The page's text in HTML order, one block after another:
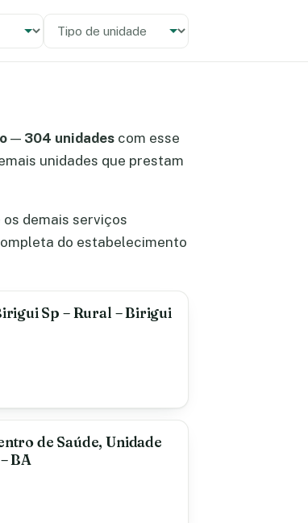
— 304 unidades com esse
unidades que prestam
demais serviços
do estabelecimento
Sp – Rural – Birigui
de Saúde, Unidade
BA